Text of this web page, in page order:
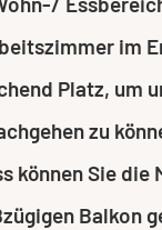
im
Platz, um
zu
können Sie die
Balkon